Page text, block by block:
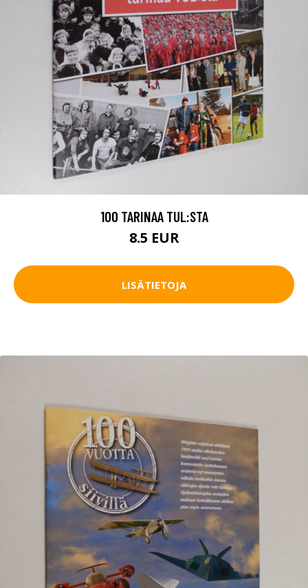
100 TARINAA TUL:STA
8.5 EUR
LISÄTIETOJA